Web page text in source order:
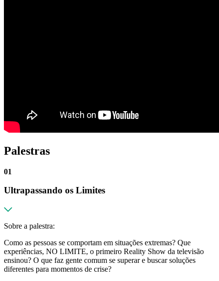
Palestras
01
Ultrapassando os Limites
Sobre a palestra:
Como as pessoas se comportam em situações extremas? Que
experiências, NO LIMITE, o primeiro Reality Show da televisão
ensinou? O que faz gente comum se superar e buscar soluções
diferentes para momentos de crise?